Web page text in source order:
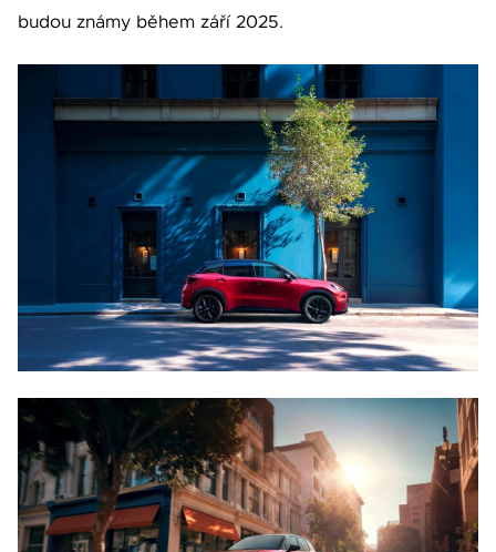
budou známy během září 2025.